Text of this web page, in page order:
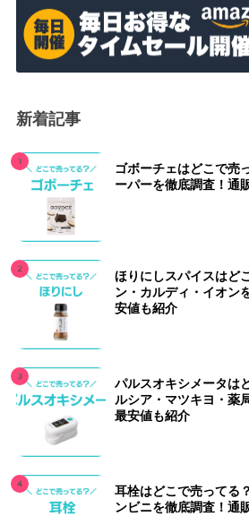
新着記事
ゴボーチェはどこで売
ーパーを徹底調査！通
ほりにしスパイスはど
ン・カルディ・イオン
安値も紹介
パルスオキシメータは
ルシア・マツキヨ・薬
最安値も紹介
耳栓はどこで売ってる
ンビニを徹底調査！通